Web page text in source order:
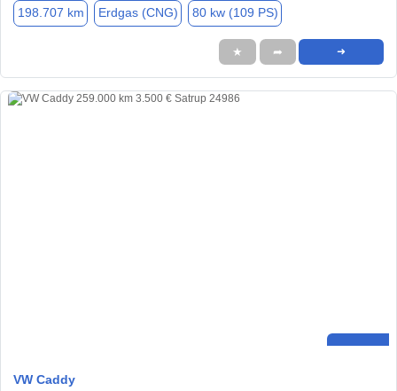
198.707 km Erdgas (CNG) 80 kw (109 PS)
★ ➦ ➜
VW Caddy